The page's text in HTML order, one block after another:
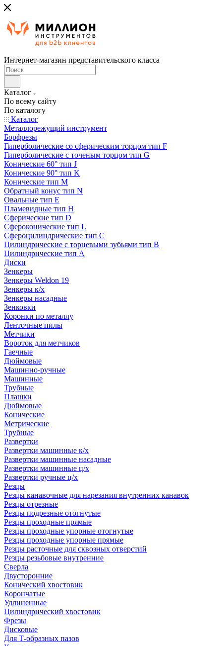
Интернет-магазин представительского класса
Каталог
По всему сайту
По каталогу
Каталог
Металлорежущий инструмент
Борфрезы
Гиперболические cо сферическим торцом тип F
Гиперболические с точеным торцом тип G
Конические 60° тип J
Конические 90° тип K
Конические тип M
Обратный конус тип N
Овальные тип E
Пламевидные тип H
Сферические тип D
Сфероконические тип L
Сфероцилиндрические тип C
Цилиндрические с торцевыми зубьями тип B
Цилиндрические тип А
Диски
Зенкеры
Зенкеры Weldon 19
Зенкеры к/х
Зенкеры насадные
Зенковки
Коронки по металлу
Ленточные пилы
Метчики
Вороток для метчиков
Гаечные
Дюймовые
Машинно-ручные
Машинные
Трубные
Плашки
Дюймовые
Конические
Метрические
Трубные
Развертки
Развертки машинные к/х
Развертки машинные насадные
Развертки машинные ц/х
Развертки ручные ц/х
Резцы
Резцы канавочные для нарезания внутренних канавок
Резцы отрезные
Резцы подрезные отогнутые
Резцы проходные прямые
Резцы проходные упорные отогнутые
Резцы проходные упорные прямые
Резцы расточные для сквозных отверстий
Резцы резьбовые внутренние
Сверла
Двусторонние
Конический хвостовик
Корончатые
Удлиненные
Цилиндрический хвостовик
Фрезы
Дисковые
Для Т-образных пазов